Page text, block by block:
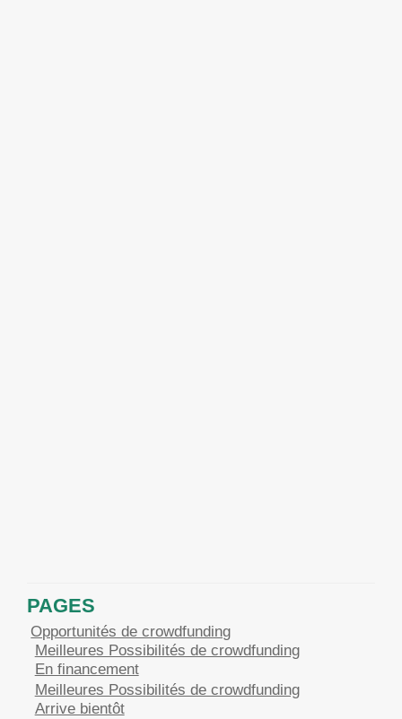
PAGES
Opportunités de crowdfunding
Meilleures Possibilités de crowdfunding
En financement
Meilleures Possibilités de crowdfunding
Arrive bientôt